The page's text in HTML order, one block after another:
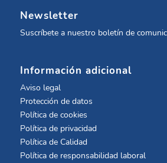
Newsletter
Suscríbete a nuestro boletín de
Información adicional
Aviso legal
Protección de datos
Política de cookies
Política de privacidad
Política de Calidad
Política de responsabilidad laboral